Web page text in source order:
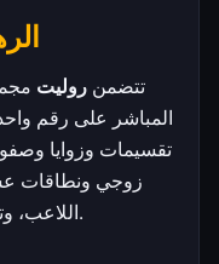
تتضمن روليت
تقسيمات وزوايا
زوجي ونطاقات
اللاعب، وتخضع العوائد للتباينات بين الإصدارات.